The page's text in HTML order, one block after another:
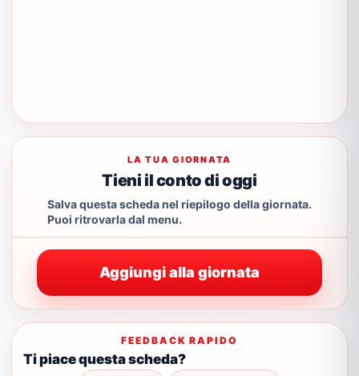
LA TUA GIORNATA
Tieni il conto di oggi
Salva questa scheda nel riepilogo della giornata.
Puoi ritrovarla dal menu.
Aggiungi alla giornata
FEEDBACK RAPIDO
Ti piace questa scheda?